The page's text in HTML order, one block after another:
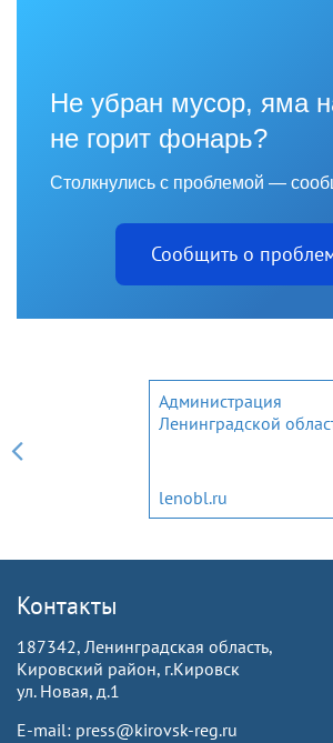
Не убран мусор, яма
не горит фонарь?
Столкнулись с проблемой —
Сообщить о
Администрация
Ленинградской
lenobl.ru
Контакты
187342, Ленинградская область,
Кировский район, г.Кировск
ул. Новая, д.1
E-mail: press@kirovsk-reg.ru